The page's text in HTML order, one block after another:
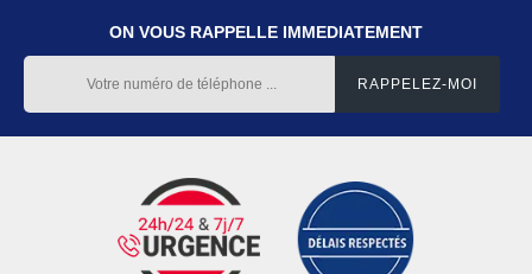
ON VOUS RAPPELLE IMMEDIATEMENT